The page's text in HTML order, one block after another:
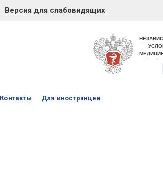
Версия для слабовидящих
Контакты Для иностранцев